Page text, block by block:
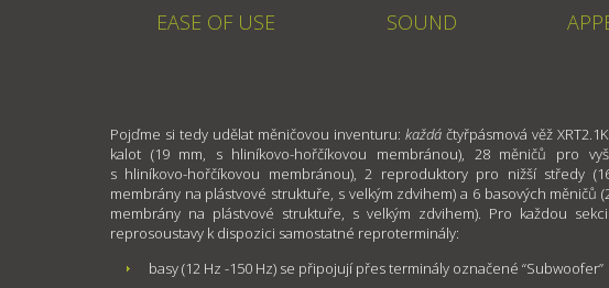
EASE OF USE SOUND
Pojďme si tedy udělat měničovou inventuru: každáčtyřpásmová věž
kalot (19 mm, s hliníkovo-hořčíkovou membránou), 28 měničů pro
s hliníkovo-hořčíkovou membránou), 2 reproduktory pro nižší středy
membrány na plástvové struktuře, s velkým zdvihem) a 6 basových měničů
membrány na plástvové struktuře, s velkým zdvihem). Pro každou
reprosoustavy k dispozici samostatné reproterminály:
basy (12 Hz -150 Hz) se připojují přes terminály označené “Subwoofer”